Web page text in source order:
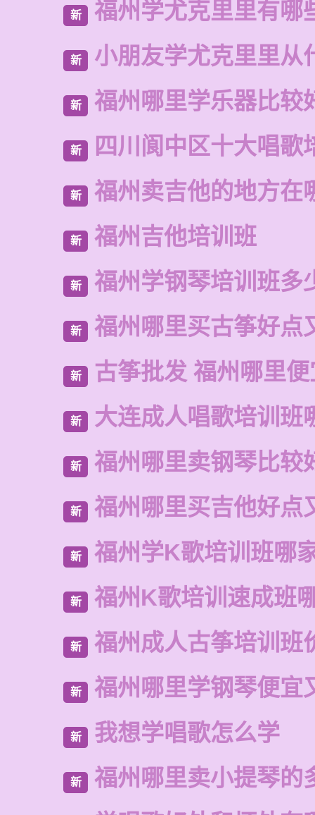
新 福州学尤克里里有哪
新 小朋友学尤克里里从
新 福州哪里学乐器比较
新 四川阆中区十大唱歌
新 福州卖吉他的地方在
新 福州吉他培训班
新 福州学钢琴培训班多
新 福州哪里买古筝好点
新 古筝批发 福州哪里
新 大连成人唱歌培训班
新 福州哪里卖钢琴比较
新 福州哪里买吉他好点
新 福州学K歌培训班哪
新 福州K歌培训速成班
新 福州成人古筝培训班
新 福州哪里学钢琴便宜
新 我想学唱歌怎么学
新
福州哪里卖小提琴的